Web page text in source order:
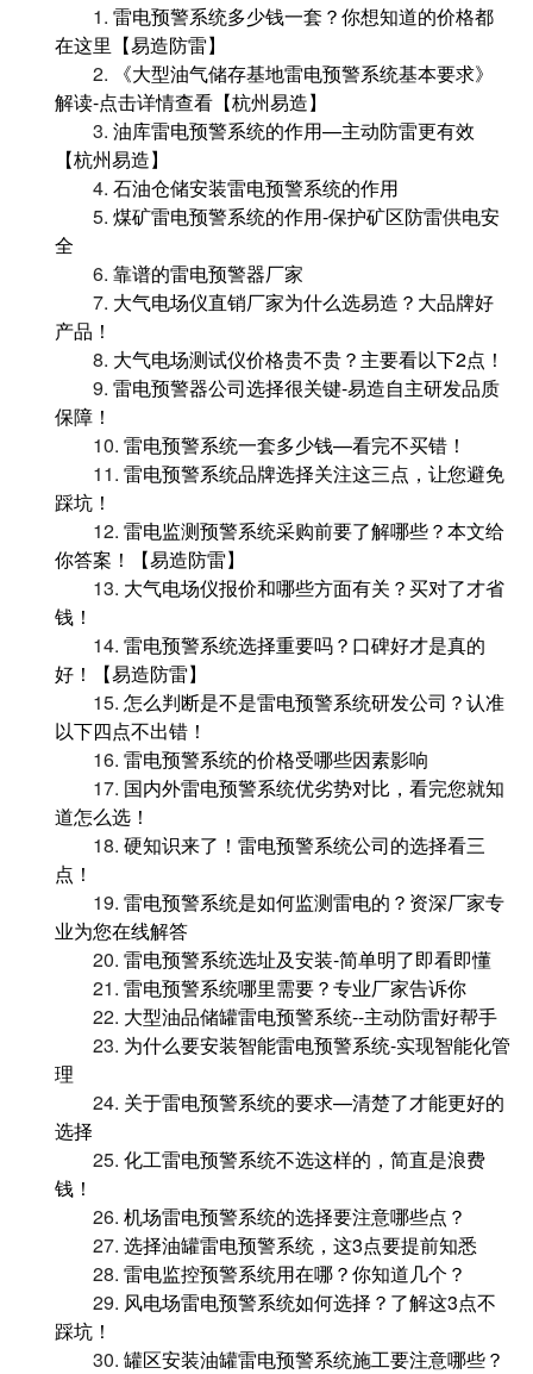
1. 雷电预警系统多少钱一套？你想知道的价格都
在这里【易造防雷】
2.
《大型油气储存基地雷电预警系统基本要求》
解读-点击详情查看【杭州易造】
3. 油库雷电预警系统的作用—主动防雷更有效
【杭州易造】
4. 石油仓储安装雷电预警系统的作用
5. 煤矿雷电预警系统的作用-保护矿区防雷供电安
全
6. 靠谱的雷电预警器厂家
7. 大气电场仪直销厂家为什么选易造？大品牌好
产品！
8. 大气电场测试仪价格贵不贵？主要看以下2点！
9. 雷电预警器公司选择很关键-易造自主研发品质
保障！
10. 雷电预警系统一套多少钱—看完不买错！
11. 雷电预警系统品牌选择关注这三点，让您避免
踩坑！
12. 雷电监测预警系统采购前要了解哪些？本文给
你答案！【易造防雷】
13. 大气电场仪报价和哪些方面有关？买对了才省
钱！
14. 雷电预警系统选择重要吗？口碑好才是真的
好！【易造防雷】
15. 怎么判断是不是雷电预警系统研发公司？认准
以下四点不出错！
16. 雷电预警系统的价格受哪些因素影响
17. 国内外雷电预警系统优劣势对比，看完您就知
道怎么选！
18. 硬知识来了！雷电预警系统公司的选择看三
点！
19. 雷电预警系统是如何监测雷电的？资深厂家专
业为您在线解答
20. 雷电预警系统选址及安装-简单明了即看即懂
21. 雷电预警系统哪里需要？专业厂家告诉你
22. 大型油品储罐雷电预警系统--主动防雷好帮手
23. 为什么要安装智能雷电预警系统-实现智能化管
理
24. 关于雷电预警系统的要求—清楚了才能更好的
选择
25. 化工雷电预警系统不选这样的，简直是浪费
钱！
26. 机场雷电预警系统的选择要注意哪些点？
27. 选择油罐雷电预警系统，这3点要提前知悉
28. 雷电监控预警系统用在哪？你知道几个？
29. 风电场雷电预警系统如何选择？了解这3点不
踩坑！
30. 罐区安装油罐雷电预警系统施工要注意哪些？